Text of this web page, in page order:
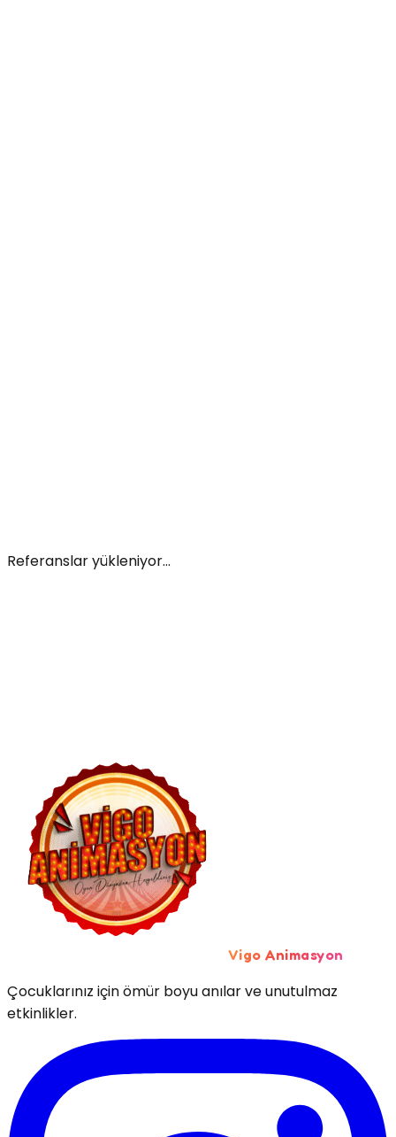
Referanslar yükleniyor...
Vigo Animasyon
Çocuklarınız için ömür boyu anılar ve unutulmaz
etkinlikler.